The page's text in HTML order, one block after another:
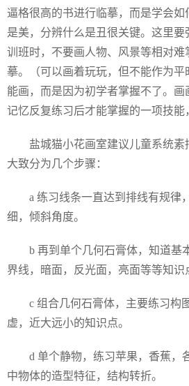
逼格很高的书进行临摹，而是学会如
是美，分辨什么是丑很关键。这里
训班时，不要画人物、风景等相对
摹。（可以画着玩玩，但不能作为平
能画，而是因为初学者掌握不了。
记忆反复练习后才能掌握的一项技能
盐城猫小花画室建议儿童系统素
大致分为几个步骤：
a 练习线条一直达到排线有规律
细，倾斜角度。
b 再到单个几何石膏体，知道基
界线，暗面，反光面，亮面等等知识
c 组合几何石膏体，主要练习构
虚，近大远小的知识点。
d 单个静物，练习苹果，香蕉，
中物体的造型特征，结构转折。